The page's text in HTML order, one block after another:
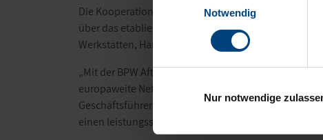
Impressum
Notwendig
Nur notwendige
Die Kooperation baut auf einer langjährigen
über das etablierte Vertriebs- und Logistiknetzwerk
Werkstätten, Händler sowie Flottenbetreiber
„Mit der BPW Aftermarket Group gewinnen wir
europaweite Netzwerk profitieren unsere Kunden
Geschäftsführer Service bei KRONE Trailer.
einen leistungsstarken zusätzlichen Absatzkanal.